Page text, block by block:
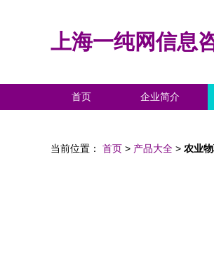
上海一纯网信息
首页 企业简介
当前位置： 首页 > 产品大全 > 农业